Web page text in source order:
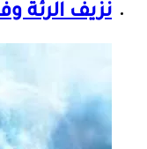
نزيف الرئة و